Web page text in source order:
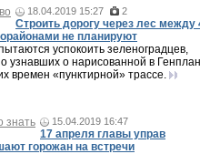
18.04.2019 15:27 2
Строить дорогу через лес между
не планируют
успокоить зеленоградцев,
узнавших о нарисованной в
времен «пунктирной» трассе.
знать 15.04.2019 16:47
17 апреля главы управ
горожан на встречи